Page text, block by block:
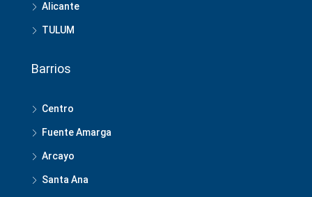
Alicante
TULUM
Barrios
Centro
Fuente Amarga
Arcayo
Santa Ana